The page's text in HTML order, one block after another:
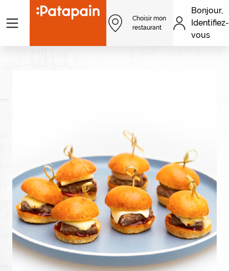
Aller au contenu principal
Menu
Choisir mon
restaurant
Bonjour,
Identifiez-
vous